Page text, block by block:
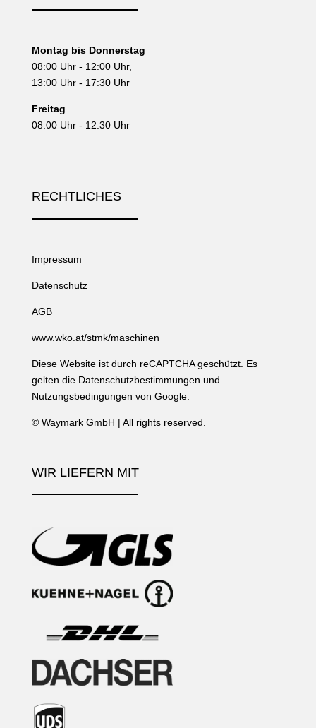
WIR LIEFERN MIT
Montag bis Donnerstag
08:00 Uhr - 12:00 Uhr,
13:00 Uhr - 17:30 Uhr
Freitag
08:00 Uhr - 12:30 Uhr
RECHTLICHES
Impressum
Datenschutz
AGB
www.wko.at/stmk/maschinen
Diese Website ist durch reCAPTCHA geschützt. Es
gelten die Datenschutzbestimmungen und
Nutzungsbedingungen von Google.
© Waymark GmbH | All rights reserved.